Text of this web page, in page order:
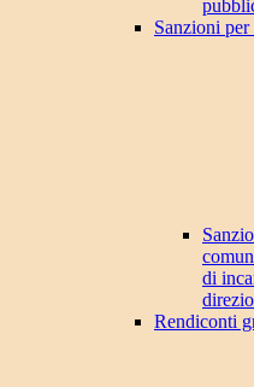
Sanzioni
di
Rendiconti